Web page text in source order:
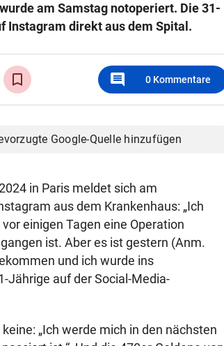
am Samstag notoperiert. Die 31-
Instagram direkt aus dem Spital.
comment 0 Kommentare
Google-Quelle hinzufügen
in Paris meldet sich am
aus dem Krankenhaus: „Ich
einigen Tagen eine Operation
ist. Aber es ist gestern (Anm.
und ich wurde ins
Jährige auf der Social-Media-
„Ich werde mich in den nächsten